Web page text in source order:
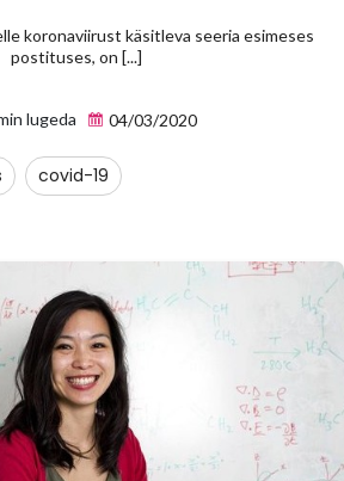
koronaviirust käsitleva seeria esimeses
postituses, on [...]
lugeda 04/03/2020
covid-19